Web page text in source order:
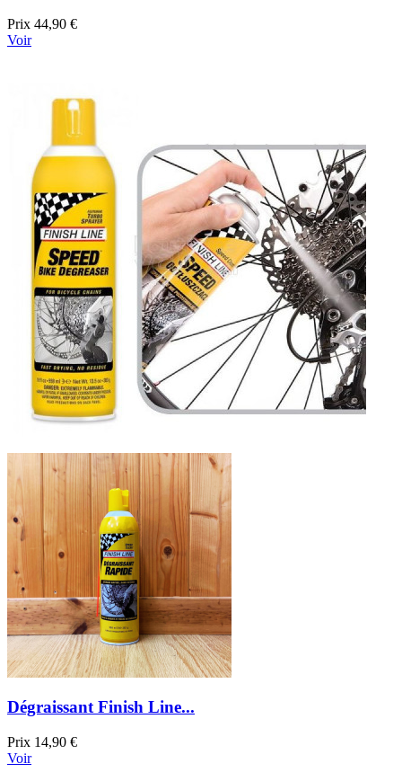
Prix 44,90 €
Voir
Dégraissant Finish Line...
Prix 14,90 €
Voir